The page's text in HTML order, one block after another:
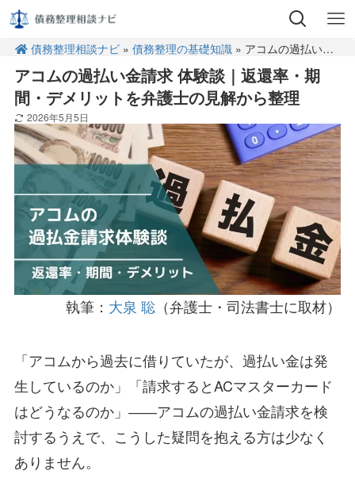
債務整理相談ナビ »債務整理の基礎知識 » アコムの過払い金請求 体験談｜返還率・期間・デメリットを弁護士の見解から整理
アコムの過払い金請求 体験談｜返還率・期
間・デメリットを弁護士の見解から整理
2026年5月5日
執筆： 大泉 聡 （弁護士・司法書士に取材）
「アコムから過去に借りていたが、過払い金は発
生しているのか」「請求するとACマスターカード
はどうなるのか」――アコムの過払い金請求を検
討するうえで、こうした疑問を抱える方は少なく
ありません。